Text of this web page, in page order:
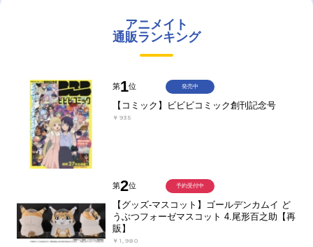
アニメイト
通販ランキング
第1位
【コミック】ビビビコミック創刊記念号
￥935
発売中
第2位
【グッズ-マスコット】ゴールデンカムイ ど
うぶつフォーゼマスコット 4.尾形百之助【再
販】
￥1,980
予約受付中